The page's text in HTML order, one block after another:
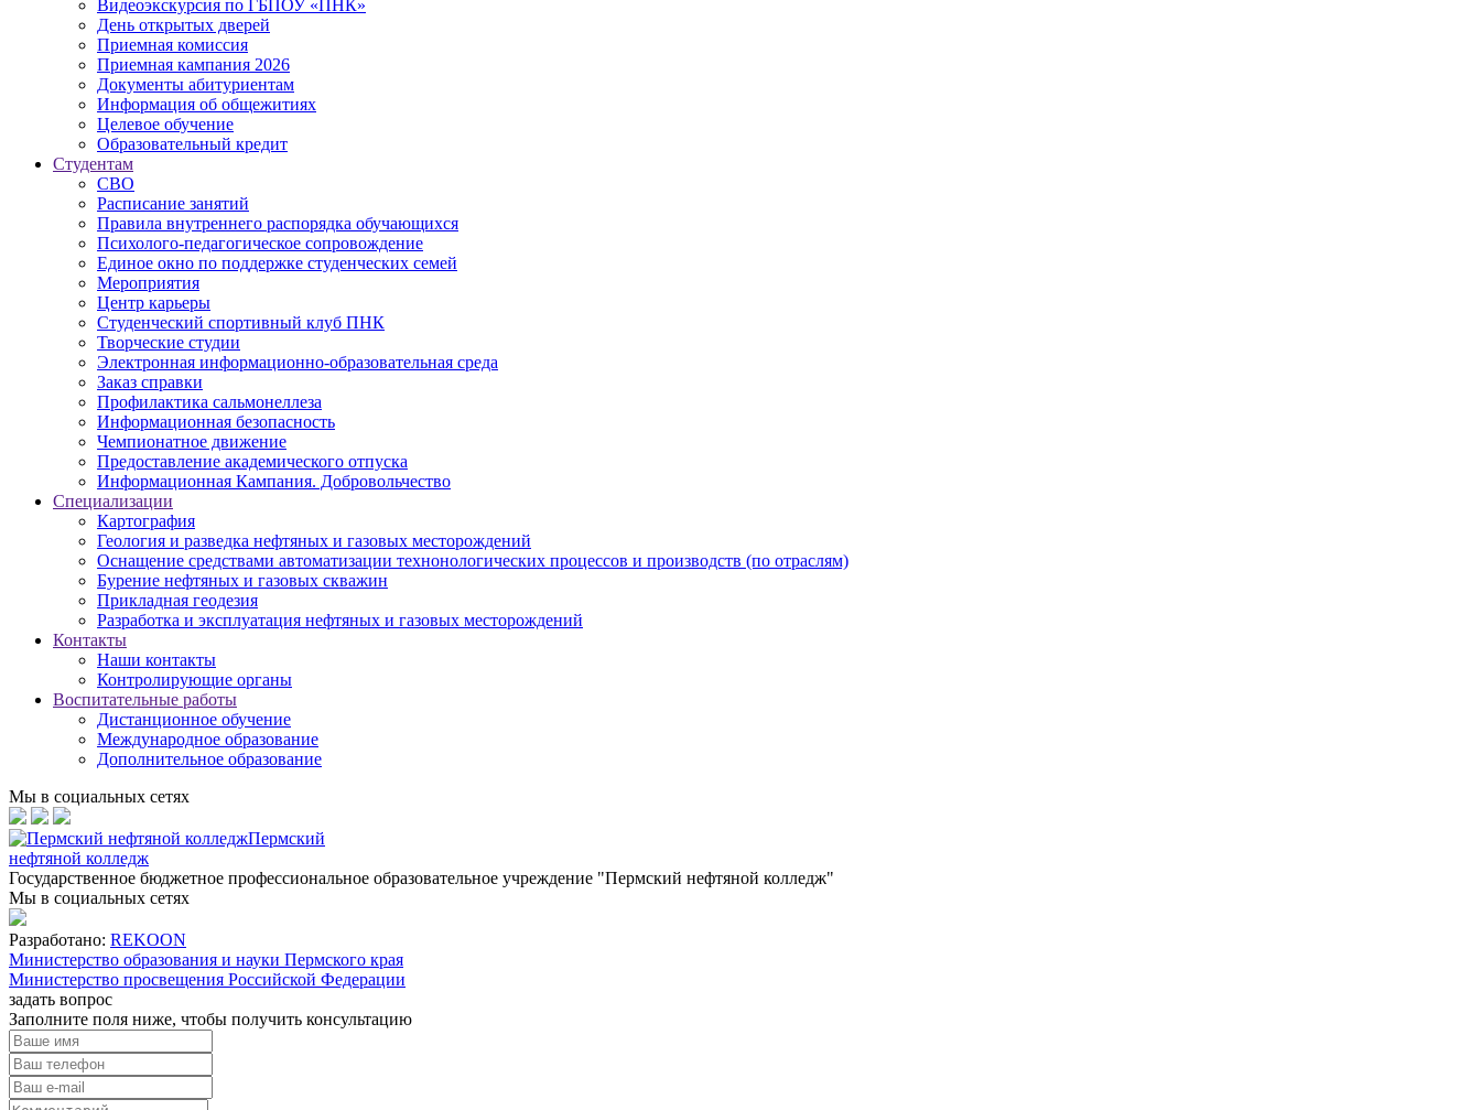
Видеоэкскурсия по ГБПОУ «ПНК»
День открытых дверей
Приемная комиссия
Приемная кампания 2026
Дoкументы абитуриентам
Информация об общежитиях
Целевое обучение
Образовательный кредит
Студентам
СВО
Расписание занятий
Правила внутреннего распорядка обучающихся
Психолого-педагогическое сопровождение
Единое окно по поддержке студенческих семей
Мероприятия
Центр карьеры
Студенческий спортивный клуб ПНК
Творческие студии
Электронная информационно-образовательная среда
Заказ справки
Профилактика сальмонеллеза
Информационная безопасность
Чемпионатное движение
Предоставление академического отпуска
Информационная Кампания. Добровольчество
Специализации
Картография
Геология и разведка нефтяных и газовых месторождений
Оснащение средствами автоматизации технонологических процессов и производств (по отраслям)
Бурение нефтяных и газовых скважин
Прикладная геодезия
Разработка и эксплуатация нефтяных и газовых месторождений
Контакты
Наши контакты
Контролирующие органы
Воспитательные работы
Дистанционное обучение
Международное образование
Дополнительное образование
Мы в социальных сетях
Пермский
нефтяной колледж
Государственное бюджетное профессиональное образовательное учреждение "Пермский нефтяной колледж"
Мы в социальных сетях
Разработано: REKOON
Министерство образования и науки Пермского края
Министерство просвещения Российской Федерации
задать вопрос
Заполните поля ниже, чтобы получить консультацию